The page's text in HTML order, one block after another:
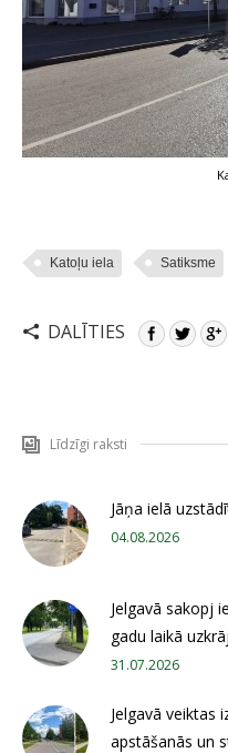
Katoļu iela Satiksme
DALĪTIES
Līdzīgi raksti
Jāņa ielā
04.08.2026
Jelgavā sakopj
gadu laikā
31.07.2026
Jelgavā veiktas
apstāšanās un